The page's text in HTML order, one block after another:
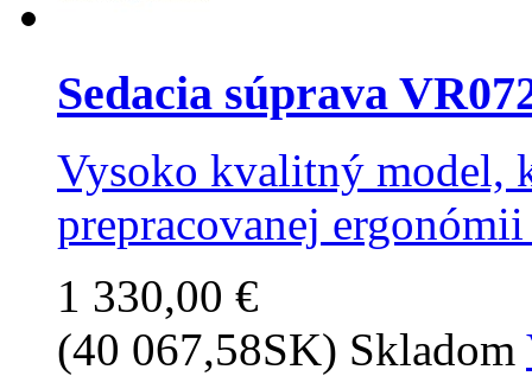
Sedacia súprava
Vysoko kvalitný model,
prepracovanej
1 330,00 €
(40 067,58SK) Skladom